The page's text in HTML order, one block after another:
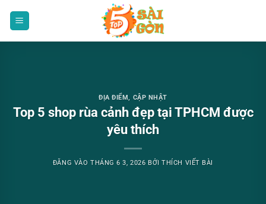
ĐỊA ĐIỂM, CẬP NHẬT
Top 5 shop rùa cảnh đẹp tại TPHCM được
yêu thích
ĐĂNG VÀO THÁNG 6 3, 2026 BỞITHÍCH VIẾT BÀI